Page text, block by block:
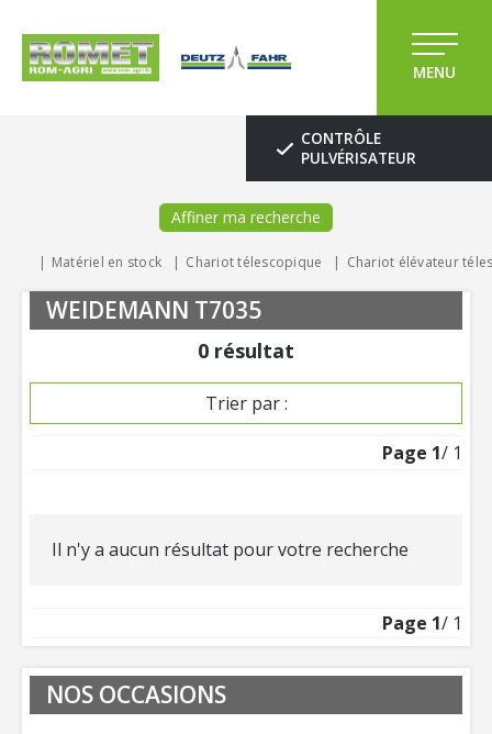
MENU
CONTRÔLE
PULVÉRISATEUR
Affiner ma recherche
Matériel en stock Chariot télescopique Chariot élévateur
WEIDEMANN T7035
0 résultat
Trier par :
Page 1/ 1
Il n'y a aucun résultat pour votre recherche
Page 1/ 1
NOS OCCASIONS